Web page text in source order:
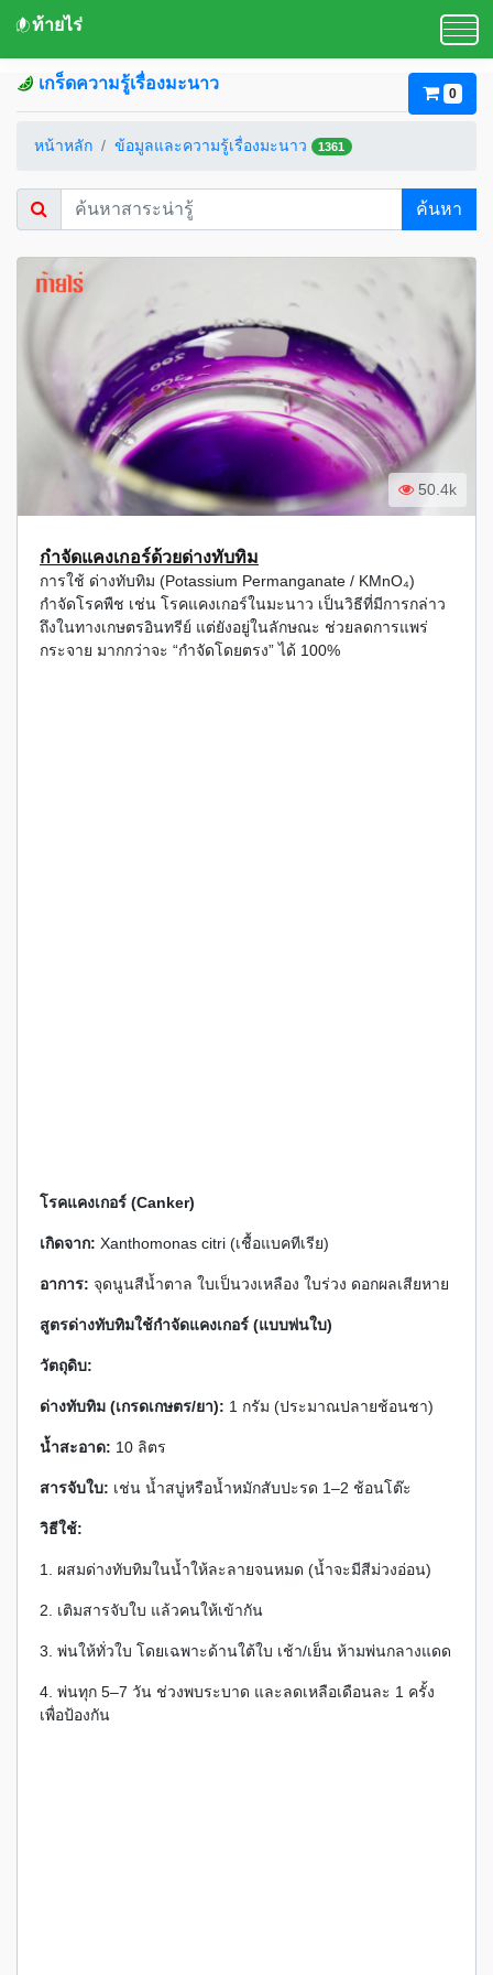
ท้ายไร่
เกร็ดความรู้เรื่องมะนาว
0
หน้าหลัก ข้อมูลและความรู้เรื่องมะนาว 1361
ค้นหา
50.4k
กำจัดแคงเกอร์ด้วยด่างทับทิม
การใช้ ด่างทับทิม (Potassium Permanganate / KMnO₄)
กำจัดโรคพืช เช่น โรคแคงเกอร์ในมะนาว เป็นวิธีที่มีการกล่าว
ถึงในทางเกษตรอินทรีย์ แต่ยังอยู่ในลักษณะ ช่วยลดการแพร่
กระจาย มากกว่าจะ “กำจัดโดยตรง” ได้ 100%
โรคแคงเกอร์ (Canker)
เกิดจาก: Xanthomonas citri (เชื้อแบคทีเรีย)
อาการ: จุดนูนสีน้ำตาล ใบเป็นวงเหลือง ใบร่วง ดอกผลเสียหาย
สูตรด่างทับทิมใช้กำจัดแคงเกอร์ (แบบพ่นใบ)
วัตถุดิบ:
ด่างทับทิม (เกรดเกษตร/ยา): 1 กรัม (ประมาณปลายช้อนชา)
น้ำสะอาด: 10 ลิตร
สารจับใบ: เช่น น้ำสบู่หรือน้ำหมักสับปะรด 1–2 ช้อนโต๊ะ
วิธีใช้:
1. ผสมด่างทับทิมในน้ำให้ละลายจนหมด (น้ำจะมีสีม่วงอ่อน)
2. เติมสารจับใบ แล้วคนให้เข้ากัน
3. พ่นให้ทั่วใบ โดยเฉพาะด้านใต้ใบ เช้า/เย็น ห้ามพ่นกลางแดด
4. พ่นทุก 5–7 วัน ช่วงพบระบาด และลดเหลือเดือนละ 1 ครั้ง
เพื่อป้องกัน